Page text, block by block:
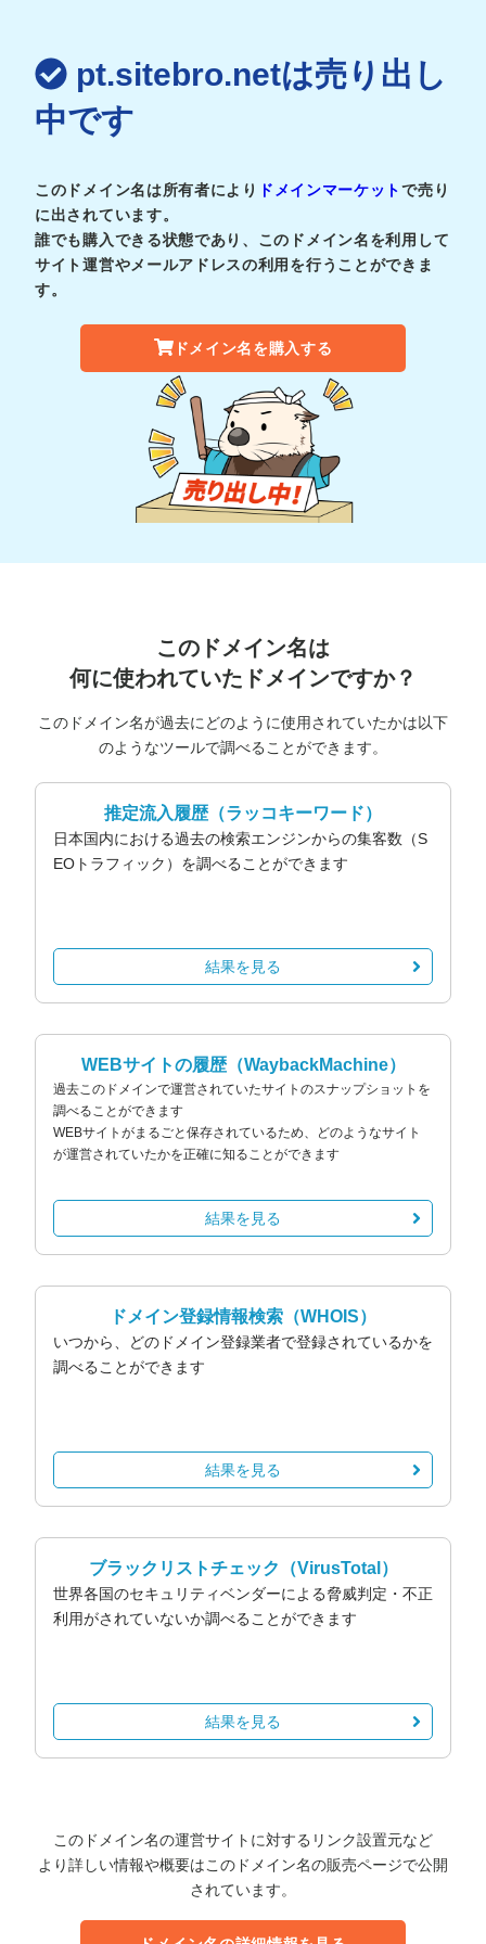
pt.sitebro.netは売り出し
中です
このドメイン名は所有者により ドメインマーケットで売り
に出されています。
誰でも購入できる状態であり、このドメイン名を利用して
サイト運営やメールアドレスの利用を行うことができま
す。
ドメイン名を購入する
このドメイン名は
何に使われていたドメインですか？
このドメイン名が過去にどのように使用されていたかは以下
のようなツールで調べることができます。
推定流入履歴（ラッコキーワード）
日本国内における過去の検索エンジンからの集客数（S
EOトラフィック）を調べることができます
結果を見る
WEBサイトの履歴（WaybackMachine）
過去このドメインで運営されていたサイトのスナップショットを
調べることができます
WEBサイトがまるごと保存されているため、どのようなサイト
が運営されていたかを正確に知ることができます
結果を見る
ドメイン登録情報検索 （WHOIS）
いつから、どのドメイン登録業者で登録されているかを
調べることができます
結果を見る
ブラックリストチェック （VirusTotal）
世界各国のセキュリティベンダーによる脅威判定・不正
利用がされていないか調べることができます
結果を見る
このドメイン名の運営サイトに対するリンク設置元など
より詳しい情報や概要はこのドメイン名の販売ページで公開
されています。